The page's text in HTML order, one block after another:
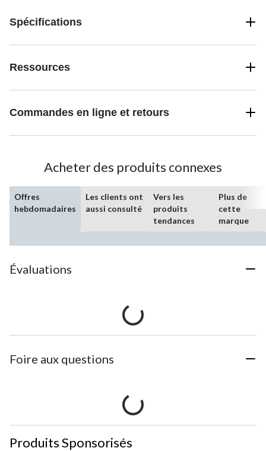
Spécifications
Ressources
Commandes en ligne et retours
Acheter des produits connexes
Offres
hebdomadaires
Les clients ont
aussi consulté
Vers les
produits
tendances
Plus de
cette
marque
Évaluations
Foire aux questions
Produits Sponsorisés